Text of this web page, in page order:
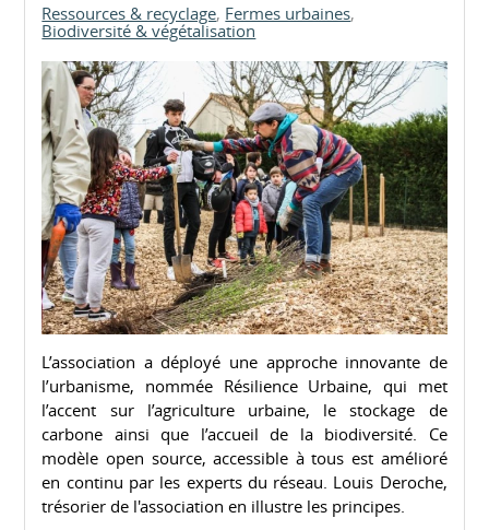
Ressources & recyclage Fermes urbaines
Biodiversité & végétalisation
L’association a déployé une approche innovante de
l’urbanisme, nommée Résilience Urbaine, qui met
l’accent sur l’agriculture urbaine, le stockage de
carbone ainsi que l’accueil de la biodiversité. Ce
modèle open source, accessible à tous est amélioré
en continu par les experts du réseau. Louis Deroche,
trésorier de l'association en illustre les principes.